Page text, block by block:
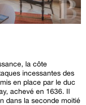
la côte
incessantes des
en place par le duc
achevé en 1636. Il
dans la seconde moitié